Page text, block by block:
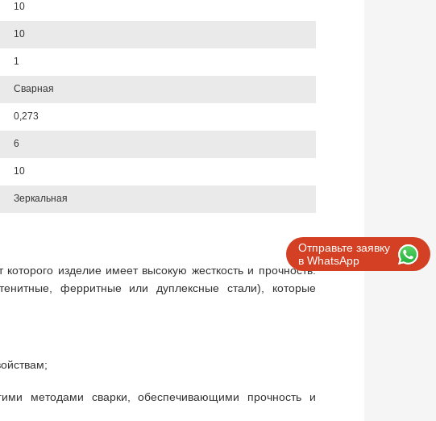
Отправьте заявку
в WhatsApp
10
10
1
Сварная
0,273
6
10
Зеркальная
изделие имеет высокую жесткость и прочность.
ферритные или дуплексные стали), которые
методами сварки, обеспечивающими прочность и